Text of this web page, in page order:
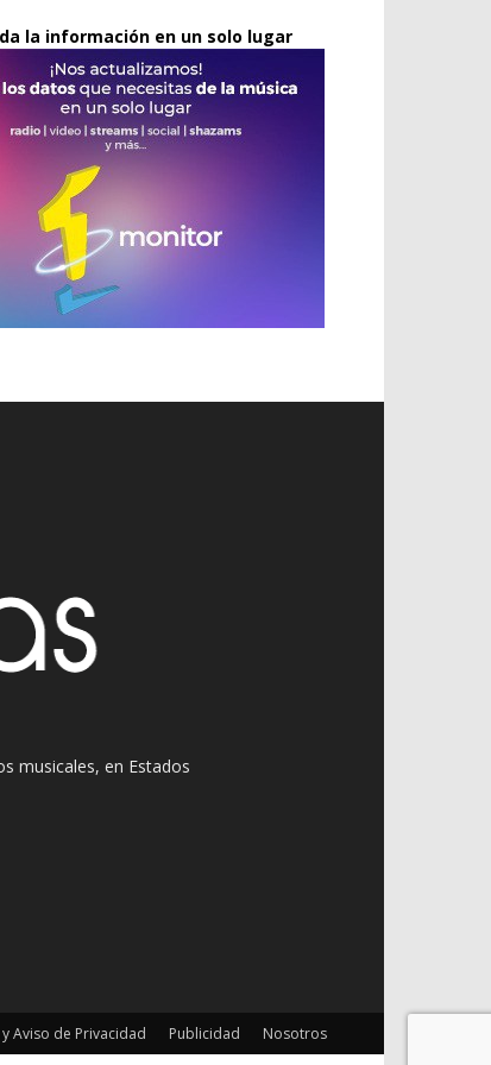
la información en un solo lugar
musicales, en Estados
Aviso de Privacidad Publicidad Nosotros